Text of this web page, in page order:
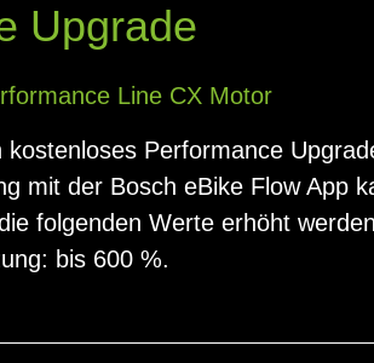
Upgrade
Line CX Motor
Performance
mit der Bosch eBike Flow App
folgenden Werte erhöht
bis 600 %.